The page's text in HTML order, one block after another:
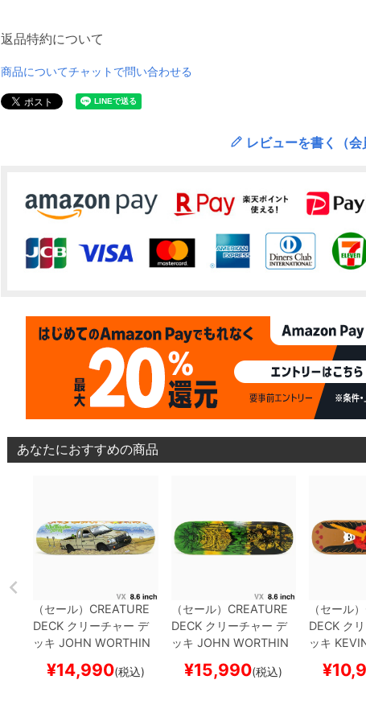
返品特約について
商品についてチャットで問い合わせる
レビューを書く（
あなたにおすすめの商品
（セール） CREATURE
DECK クリーチャー デ
ッキ JOHN WORTHIN
スケートボード スケ
¥14,990(税込)
（セール） CREATURE
DECKクリーチャー デ
ッキ JOHN WORTHIN
X 8.6スケートボード ス
¥15,990(税込)
（セール）
DECK ク
ッキ
ード スケ
¥